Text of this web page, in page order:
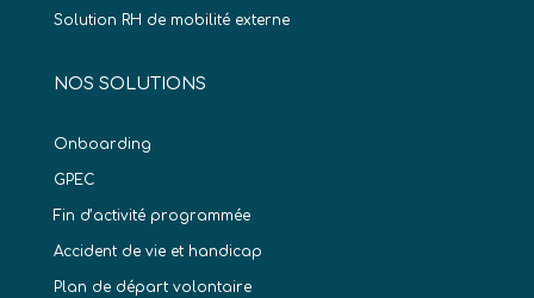
Solution RH de mobilité externe
NOS SOLUTIONS
Onboarding
GPEC
Fin d’activité programmée
Accident de vie et handicap
Plan de départ volontaire